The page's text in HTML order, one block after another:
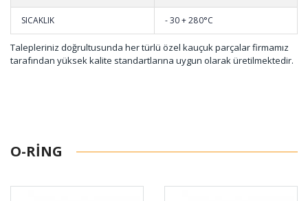
SICAKLIK - 30 + 280°C
Talepleriniz doğrultusunda her türlü özel kauçuk parçalar firmamız
tarafından yüksek kalite standartlarına uygun olarak üretilmektedir.
O-RING